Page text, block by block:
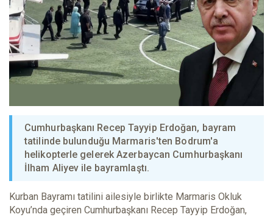
Cumhurbaşkanı Recep Tayyip Erdoğan, bayram
tatilinde bulunduğu Marmaris'ten Bodrum'a
helikopterle gelerek Azerbaycan Cumhurbaşkanı
İlham Aliyev ile bayramlaştı.
Kurban Bayramı tatilini ailesiyle birlikte Marmaris Okluk
Koyu’nda geçiren Cumhurbaşkanı Recep Tayyip Erdoğan,